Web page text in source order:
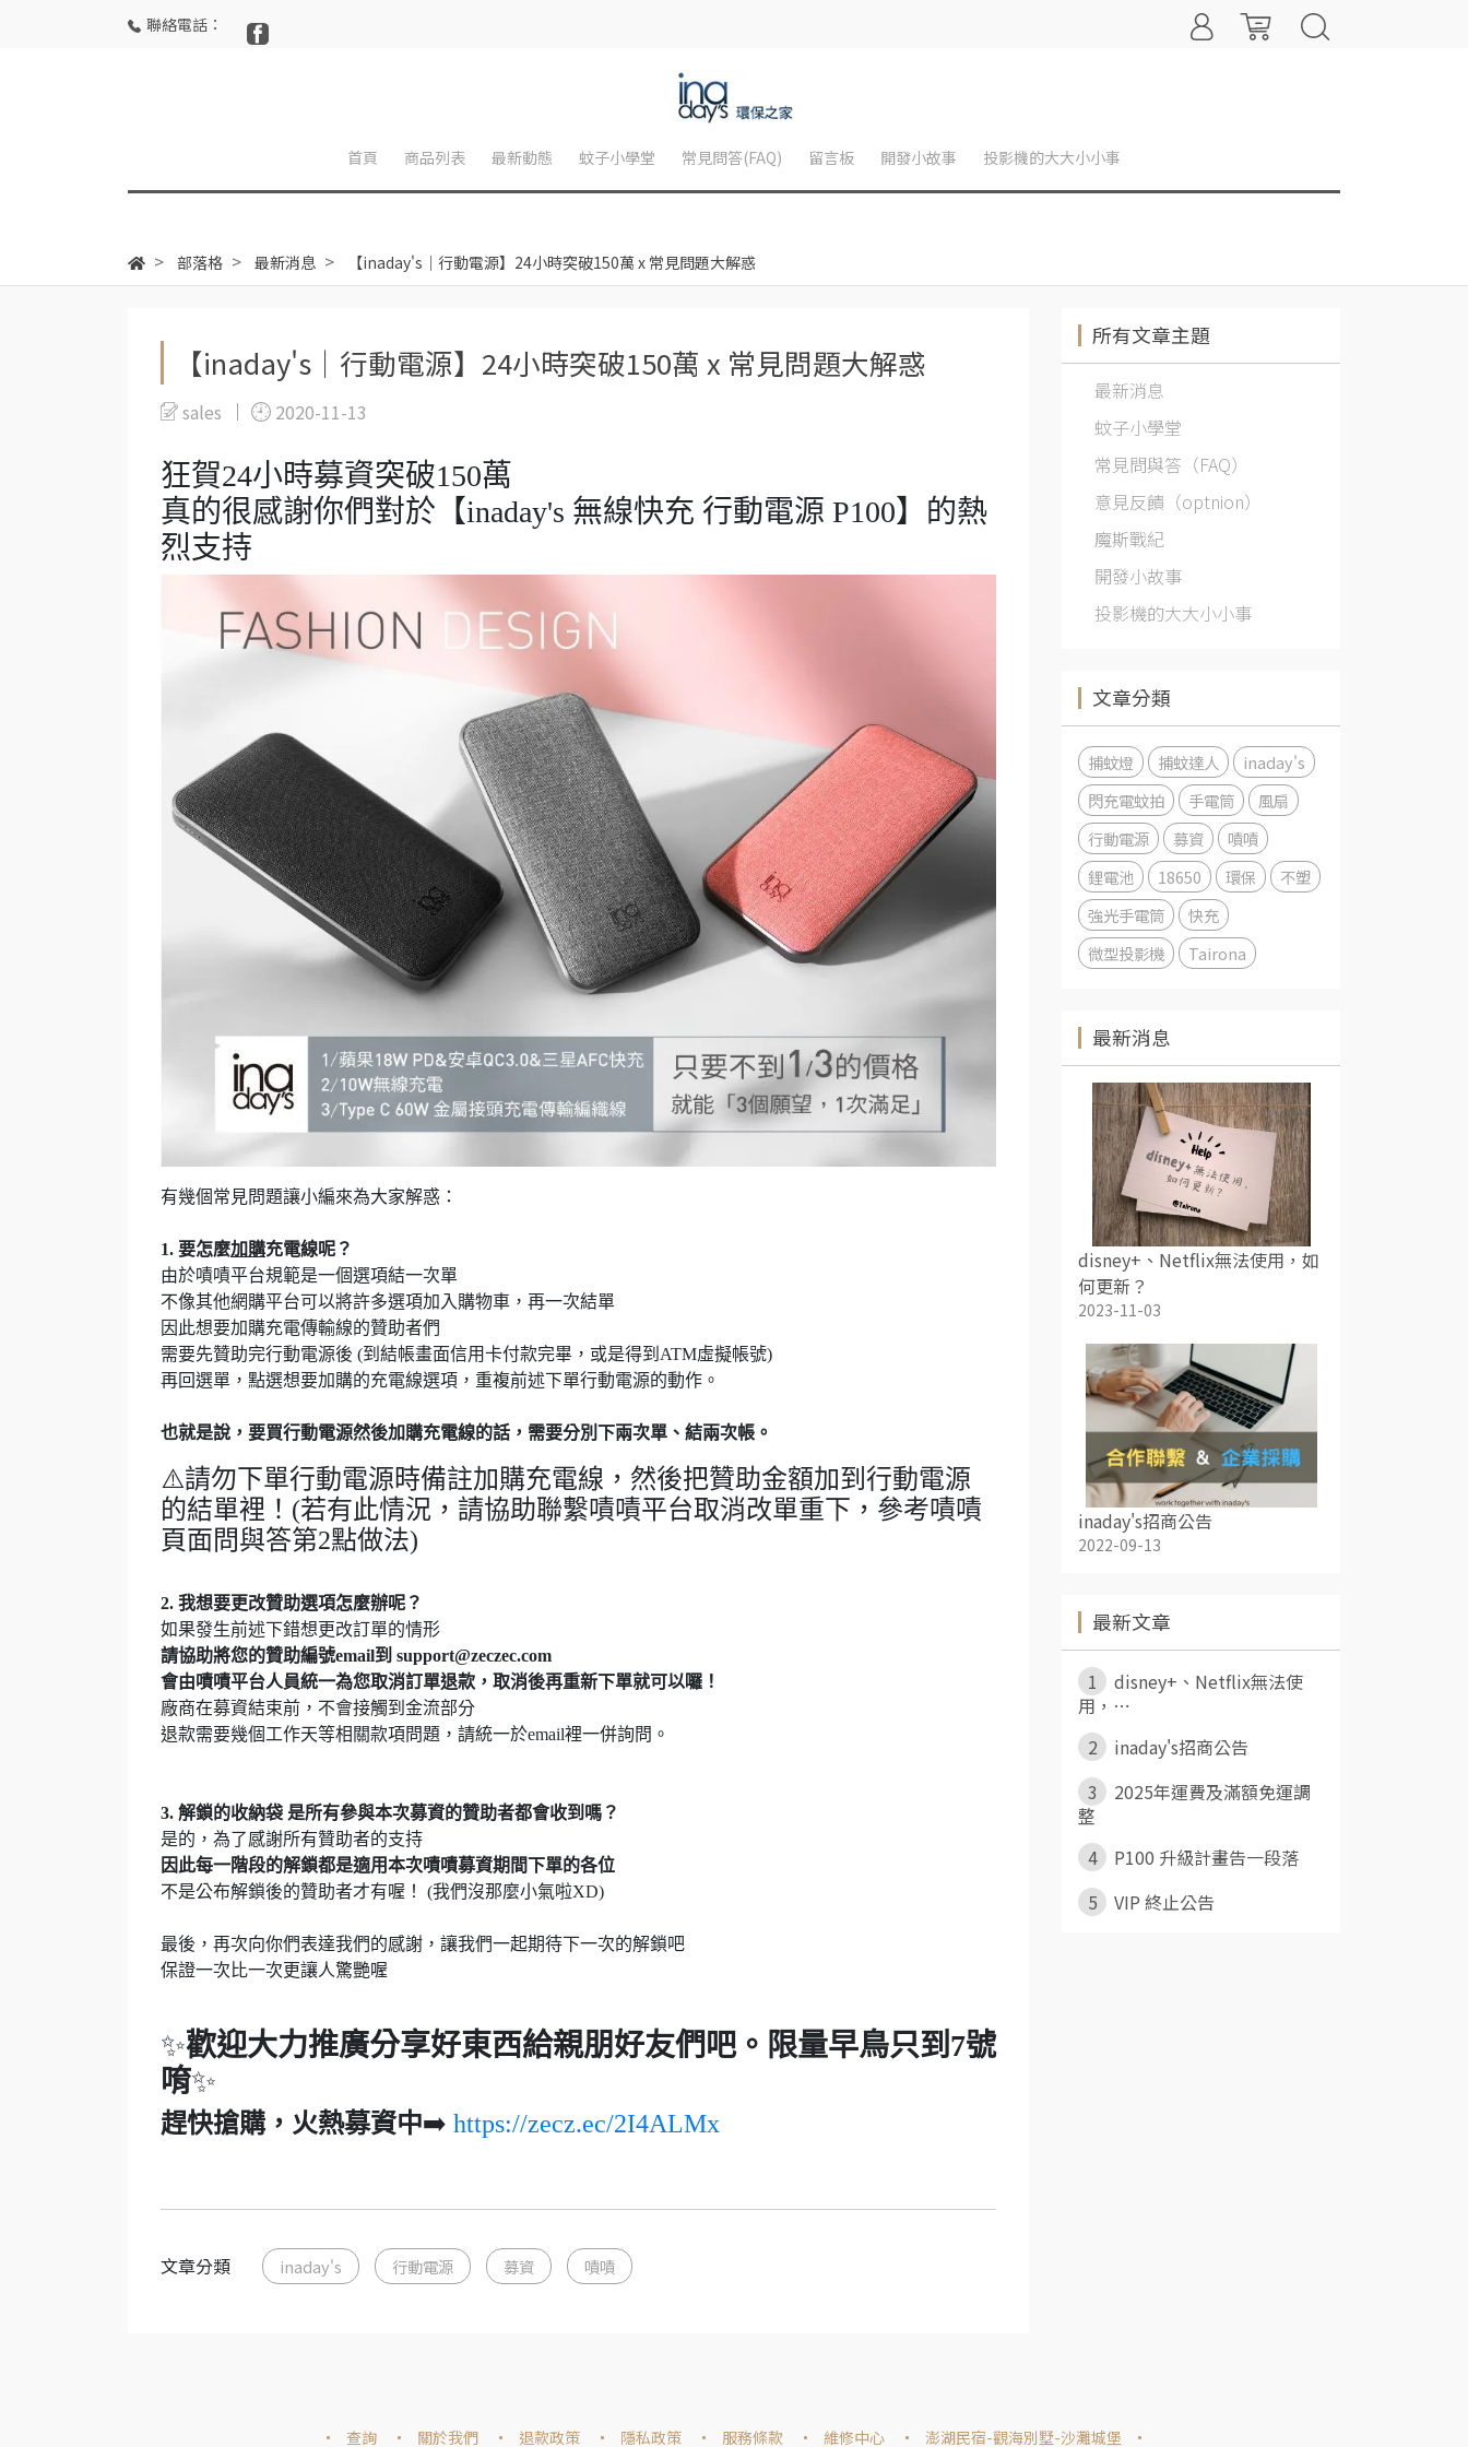
聯絡電話：
首頁 商品列表 最新動態 蚊子小學堂 常見問答(FAQ) 留言板 開發小故事 投影機的大大小小事
部落格 最新消息 【inaday's｜行動電源】24小時突破150萬 x 常見問題大解惑
【inaday's｜行動電源】24小時突破150萬 x 常見問題大解惑
sales 2020-11-13
狂賀24小時募資突破150萬
真的很感謝你們對於【inaday's 無線快充 行動電源 P100】的熱
烈支持
有幾個常見問題讓小編來為大家解惑：
1. 要怎麼加購充電線呢？
由於嘖嘖平台規範是一個選項結一次單
不像其他網購平台可以將許多選項加入購物車，再一次結單
因此想要加購充電傳輸線的贊助者們
需要先贊助完行動電源後 (到結帳畫面信用卡付款完畢，或是得到ATM虛擬帳號)
再回選單，點選想要加購的充電線選項，重複前述下單行動電源的動作。
也就是說，要買行動電源然後加購充電線的話，需要分別下兩次單、結兩次帳。
⚠️請勿下單行動電源時備註加購充電線，然後把贊助金額加到行動電源
的結單裡！(若有此情況，請協助聯繫嘖嘖平台取消改單重下，參考嘖嘖
頁面問與答第2點做法)
2. 我想要更改贊助選項怎麼辦呢？
如果發生前述下錯想更改訂單的情形
請協助將您的贊助編號email到 support@zeczec.com
會由嘖嘖平台人員統一為您取消訂單退款，取消後再重新下單就可以囉！
廠商在募資結束前，不會接觸到金流部分
退款需要幾個工作天等相關款項問題，請統一於email裡一併詢問。
3. 解鎖的收納袋 是所有參與本次募資的贊助者都會收到嗎 ？
是的，為了感謝所有贊助者的支持
因此每一階段的解鎖都是適用本次嘖嘖募資期間下單的各位
不是公布解鎖後的贊助者才有喔！ (我們沒那麼小氣啦XD)
最後，再次向你們表達我們的感謝，讓我們一起期待下一次的解鎖吧
保證一次比一次更讓人驚艷喔
✨歡迎大力推廣分享好東西給親朋好友們吧。限量早鳥只到7號
唷✨
趕快搶購，火熱募資中➡️ https://zecz.ec/2I4ALMx
文章分類 inaday's 行動電源 募資 嘖嘖
所有文章主題
最新消息
蚊子小學堂
常見問與答（FAQ）
意見反饋（optnion）
魔斯戰紀
開發小故事
投影機的大大小小事
文章分類
捕蚊燈 捕蚊達人
inaday's
閃充電蚊拍
手電筒
風扇
行動電源
募資
嘖嘖
鋰電池
18650 環保
不塑
強光手電筒
快充
微型投影機
Tairona
最新消息
disney+、Netflix無法使用，如
何更新？
2023-11-03
inaday's招商公告
2022-09-13
最新文章
1
disney+、Netflix無法使
用，⋯
2
inaday's招商公告
3
2025年運費及滿額免運調
整
4
P100 升級計畫告一段落
5
VIP 終止公告
查詢 關於我們 退款政策 隱私政策 服務條款 維修中心 澎湖民宿-觀海別墅-沙灘城堡